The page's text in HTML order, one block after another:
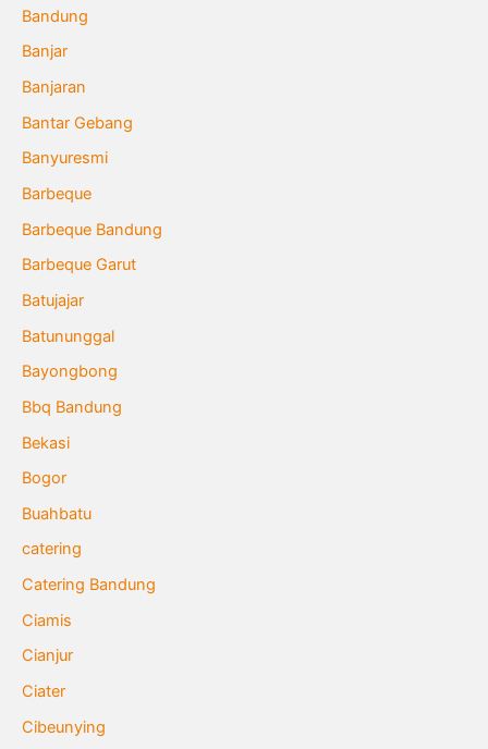
Bandung
Banjar
Banjaran
Bantar Gebang
Banyuresmi
Barbeque
Barbeque Bandung
Barbeque Garut
Batujajar
Batununggal
Bayongbong
Bbq Bandung
Bekasi
Bogor
Buahbatu
catering
Catering Bandung
Ciamis
Cianjur
Ciater
Cibeunying